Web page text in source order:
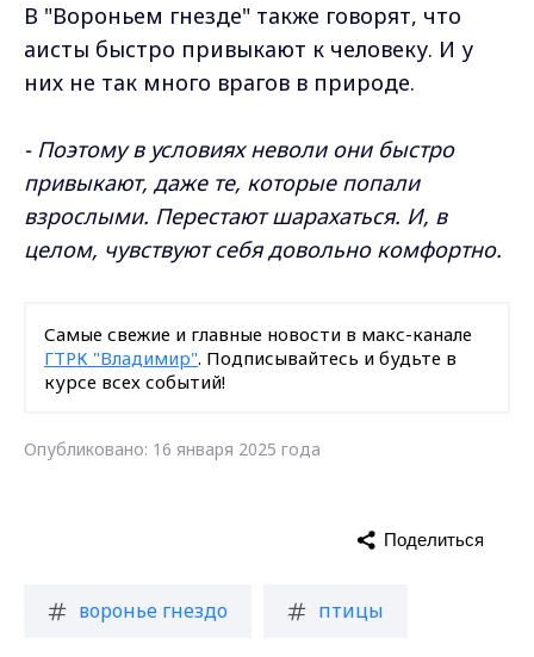
В "Вороньем гнезде" также говорят, что
аисты быстро привыкают к человеку. И у
них не так много врагов в природе.
- Поэтому в условиях неволи они быстро
привыкают, даже те, которые попали
взрослыми. Перестают шарахаться. И, в
целом, чувствуют себя довольно комфортно.
Самые свежие и главные новости в макс-канале
ГТРК "Владимир". Подписывайтесь и будьте в
курсе всех событий!
Опубликовано: 16 января 2025 года
воронье гнездо птицы
Поделиться